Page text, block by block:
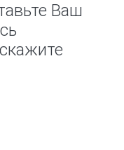
Ваш